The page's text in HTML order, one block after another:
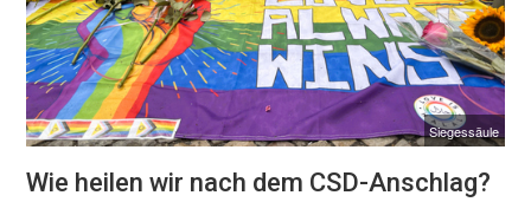
Siegessäule
Wie heilen wir nach dem CSD-Anschlag?